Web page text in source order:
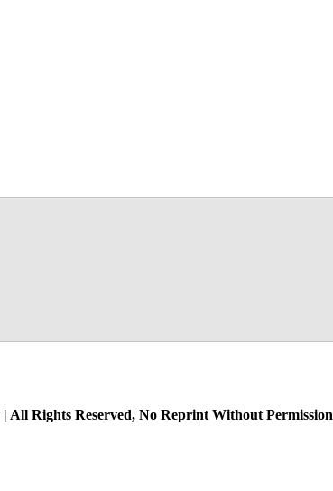
Rights Reserved, No Reprint Without Permission